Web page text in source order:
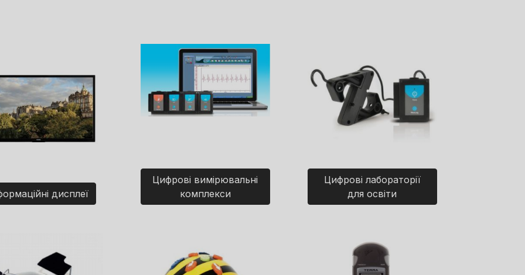
дисплеї
Цифрові вимірювальні
комплекси
Цифрові лабораторії
для освіти